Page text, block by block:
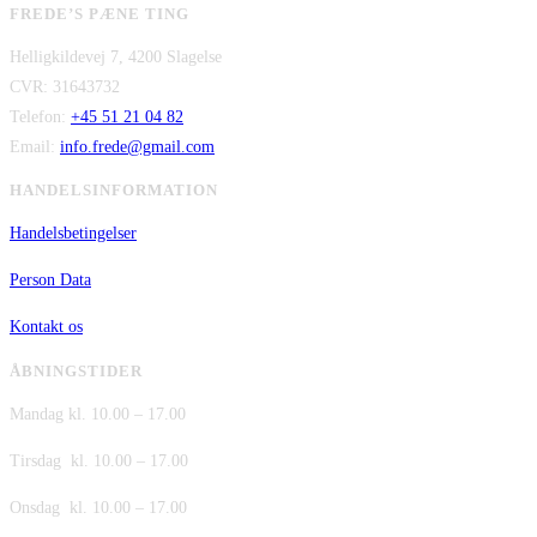
var:
er:
FREDE’S PÆNE TING
Helligkildevej 7, 4200 Slagelse
CVR: 31643732
Telefon: +45 51 21 04 82
Email: info.frede@gmail.com
HANDELSINFORMATION
Handelsbetingelser
Person Data
Kontakt os
ÅBNINGSTIDER
Mandag kl. 10.00 – 17.00
Tirsdag kl. 10.00 – 17.00
Onsdag kl. 10.00 – 17.00